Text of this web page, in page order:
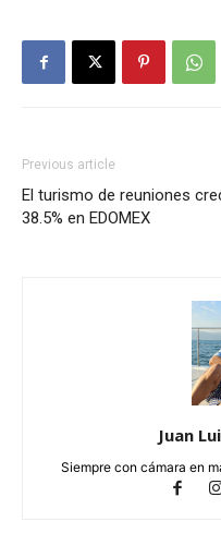
Previous article
El turismo de reuniones
38.5% en EDOMEX
Juan
Siempre con cámara en